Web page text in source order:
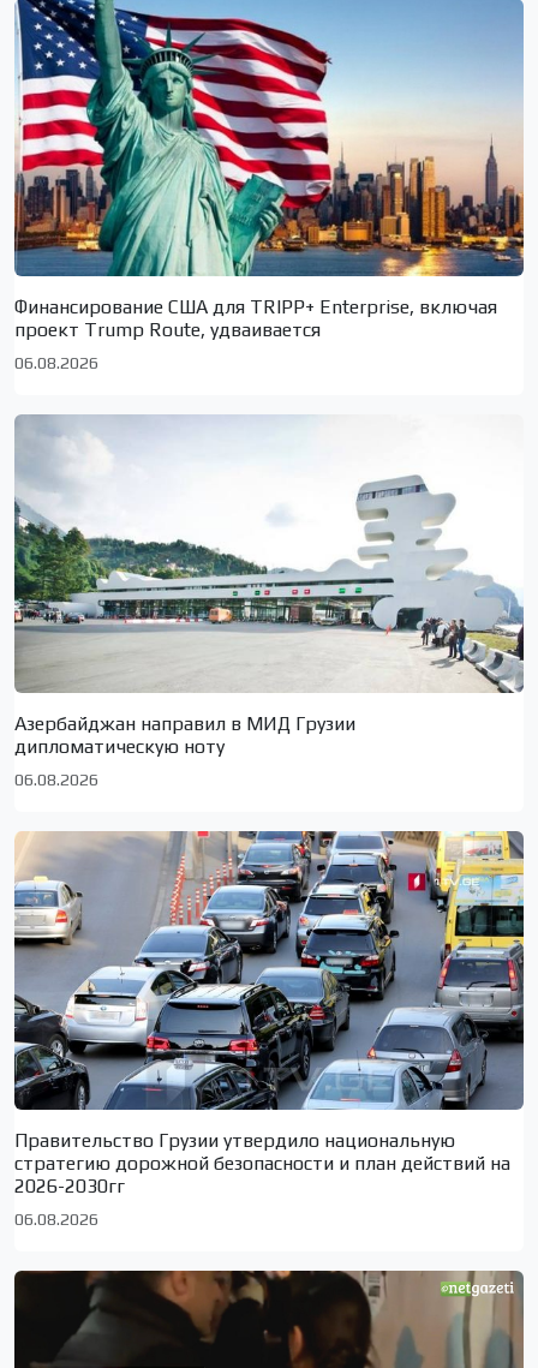
Финансирование США для TRIPP+ Enterprise, включая
проект Trump Route, удваивается
06.08.2026
Азербайджан направил в МИД Грузии
дипломатическую ноту
06.08.2026
Правительство Грузии утвердило национальную
стратегию дорожной безопасности и план действий на
2026-2030гг
06.08.2026